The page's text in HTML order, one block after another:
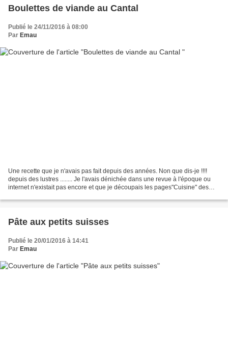
Boulettes de viande au Cantal
Publié le 24/11/2016 à 08:00
Par Emau
Une recette que je n'avais pas fait depuis des années. Non que dis-je !!!!
depuis des lustres ........ Je l'avais dénichée dans une revue à l'époque ou
internet n'existait pas encore et que je découpais les pages"Cuisine" des
Pâte aux petits suisses
Publié le 20/01/2016 à 14:41
Par Emau